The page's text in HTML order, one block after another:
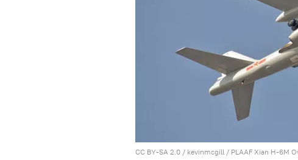
CC BY-SA 2.0 / kevinmcgill / PLAAF Xian H-6M